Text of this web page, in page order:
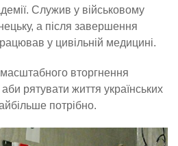
Служив у військовому
а після завершення
у цивільній медицині.
вторгнення
рятувати життя українських
потрібно.